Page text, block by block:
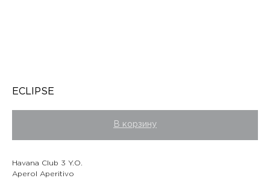
ECLIPSE
В корзину
Havana Club 3 Y.O.
Aperol Aperitivo